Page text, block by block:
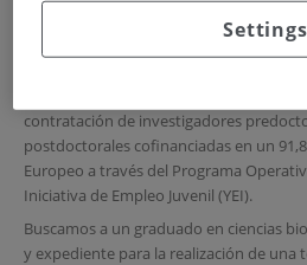
El Grupo de Genética y Genómica del
Sanitaria Fundación Jiménez Díaz busca
contratación de investigadores
postdoctorales cofinanciadas en un
Europeo a través del Programa
Iniciativa de Empleo Juvenil (YEI).
Buscamos a un graduado en ciencias
y expediente para la realización de una
Settings